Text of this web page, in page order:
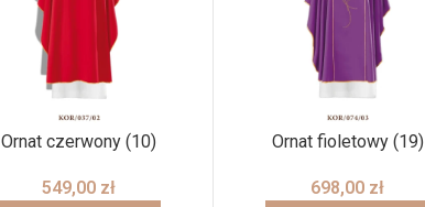
Ornat czerwony (10)
549,00 zł
Ornat fioletowy (19)
698,00 zł